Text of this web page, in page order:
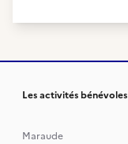
Les activités bénévoles
Maraude